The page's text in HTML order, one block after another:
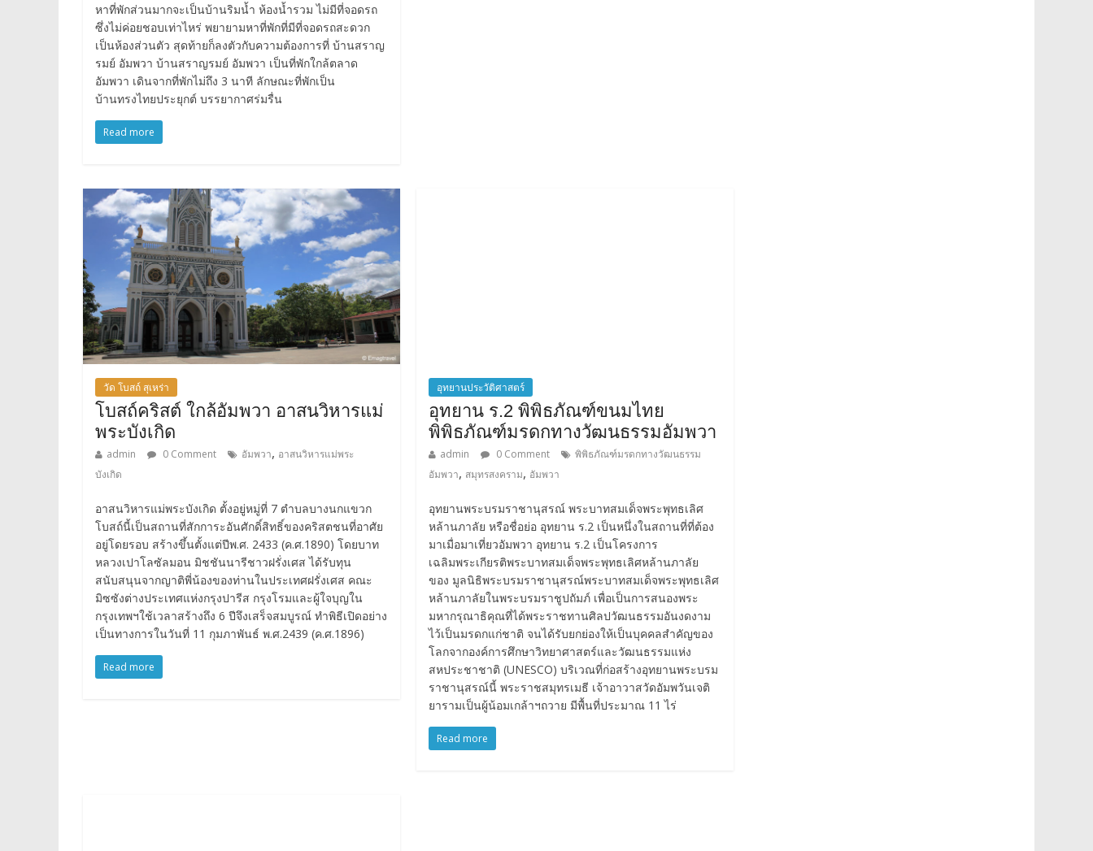
หาที่พักส่วนมากจะเป็นบ้านริมน้ำ ห้องน้ำรวม ไม่มีที่จอดรถ
ซึ่งไม่ค่อยชอบเท่าไหร่ พยายามหาที่พักที่มีที่จอดรถสะดวก
เป็นห้องส่วนตัว สุดท้ายก็ลงตัวกับความต้องการที่ บ้านสราญ
รมย์ อัมพวา บ้านสราญรมย์ อัมพวา เป็นที่พักใกล้ตลาด
อัมพวา เดินจากที่พักไม่ถึง 3 นาที ลักษณะที่พักเป็น
บ้านทรงไทยประยุกต์ บรรยากาศร่มรื่น
Read more
วัด โบสถ์ สุเหร่า
โบสถ์คริสต์ ใกล้อัมพวา อาสนวิหารแม่
พระบังเกิด
admin 0 Comment อัมพวา, อาสนวิหารแม่พระ
บังเกิด
อาสนวิหารแม่พระบังเกิด ตั้งอยู่หมู่ที่ 7 ตำบลบางนกแขวก
โบสถ์นี้เป็นสถานที่สักการะอันศักดิ์สิทธิ์ของคริสตชนที่อาศัย
อยู่โดยรอบ สร้างขึ้นตั้งแต่ปีพ.ศ. 2433 (ค.ศ.1890) โดยบาท
หลวงเปาโลซัลมอน มิชชันนารีชาวฝรั่งเศส ได้รับทุน
สนับสนุนจากญาติพี่น้องของท่านในประเทศฝรั่งเศส คณะ
มิซซังต่างประเทศแห่งกรุงปารีส กรุงโรมและผู้ใจบุญใน
กรุงเทพฯใช้เวลาสร้างถึง 6 ปีจึงเสร็จสมบูรณ์ ทำพิธีเปิดอย่าง
เป็นทางการในวันที่ 11 กุมภาพันธ์ พ.ศ.2439 (ค.ศ.1896)
Read more
อุทยานประวัติศาสตร์
อุทยาน ร.2 พิพิธภัณฑ์ขนมไทย
พิพิธภัณฑ์มรดกทางวัฒนธรรมอัมพวา
admin 0 Comment
พิพิธภัณฑ์มรดกทางวัฒนธรรม
อัมพวา, สมุทรสงคราม, อัมพวา
อุทยานพระบรมราชานุสรณ์ พระบาทสมเด็จพระพุทธเลิศ
หล้านภาลัย หรือชื่อย่อ อุทยาน ร.2 เป็นหนึ่งในสถานที่ที่ต้อง
มาเมื่อมาเที่ยวอัมพวา อุทยาน ร.2 เป็นโครงการ
เฉลิมพระเกียรติพระบาทสมเด็จพระพุทธเลิศหล้านภาลัย
ของ มูลนิธิพระบรมราชานุสรณ์พระบาทสมเด็จพระพุทธเลิศ
หล้านภาลัยในพระบรมราชูปถัมภ์ เพื่อเป็นการสนองพระ
มหากรุณาธิคุณที่ได้พระราชทานศิลปวัฒนธรรมอันงดงาม
ไว้เป็นมรดกแก่ชาติ จนได้รับยกย่องให้เป็นบุคคลสำคัญของ
โลกจากองค์การศึกษาวิทยาศาสตร์และวัฒนธรรมแห่ง
สหประชาชาติ (UNESCO) บริเวณที่ก่อสร้างอุทยานพระบรม
ราชานุสรณ์นี้ พระราชสมุทรเมธี เจ้าอาวาสวัดอัมพวันเจติ
ยารามเป็นผู้น้อมเกล้าฯถวาย มีพื้นที่ประมาณ 11 ไร่
Read more